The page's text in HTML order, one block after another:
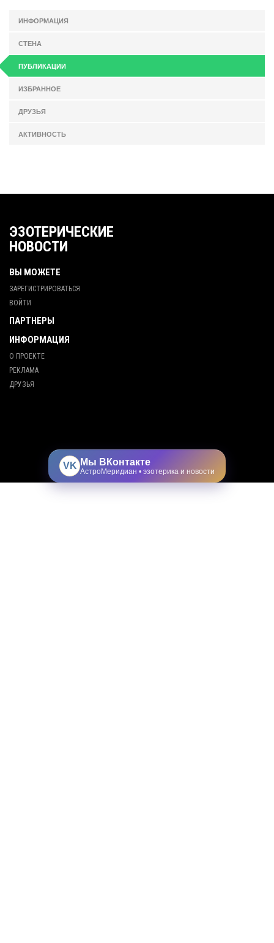
ИНФОРМАЦИЯ
СТЕНА
ПУБЛИКАЦИИ
ИЗБРАННОЕ
ДРУЗЬЯ
АКТИВНОСТЬ
ЭЗОТЕРИЧЕСКИЕ
НОВОСТИ
ВЫ МОЖЕТЕ
ЗАРЕГИСТРИРОВАТЬСЯ
ВОЙТИ
ПАРТНЕРЫ
ИНФОРМАЦИЯ
О ПРОЕКТЕ
РЕКЛАМА
ДРУЗЬЯ
VK Мы ВКонтакте
АстроМеридиан • эзотерика и новости